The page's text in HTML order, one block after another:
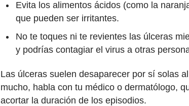
Evita los alimentos ácidos (como la
que pueden ser irritantes.
No te toques ni te revientes las úlceras
y podrías contagiar el virus a otras
Las úlceras suelen desaparecer por sí solas
mucho, habla con tu médico o dermatólogo,
acortar la duración de los episodios.